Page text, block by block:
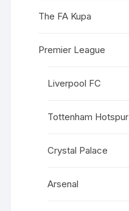
The FA Kupa
Premier League
Liverpool FC
Tottenham Hotspur
Crystal Palace
Arsenal